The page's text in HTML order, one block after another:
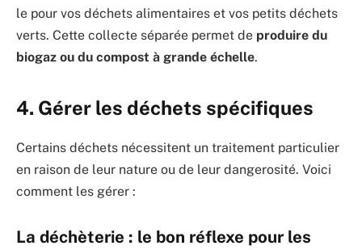
le pour vos déchets alimentaires et vos petits déchets
verts. Cette collecte séparée permet de produire du
biogaz ou du compost à grande échelle.
4. Gérer les déchets spécifiques
Certains déchets nécessitent un traitement particulier
en raison de leur nature ou de leur dangerosité. Voici
comment les gérer :
La déchèterie : le bon réflexe pour les